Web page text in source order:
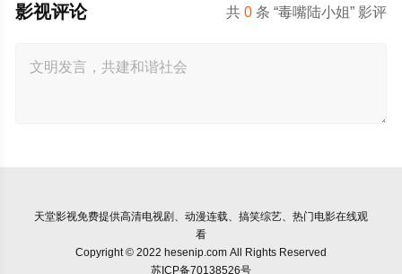
共0 条 “毒嘴陆小姐” 影评
影视评论
天堂影视免费提供高清电视剧、动漫连载、搞笑综艺、热门电影在线观
看
Copyright © 2022 hesenip.com All Rights Reserved
苏ICP备70138526号